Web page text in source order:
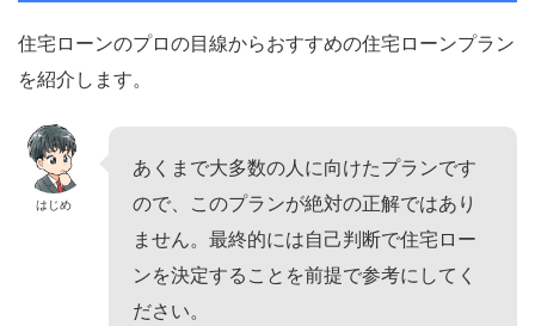
住宅ローンのプロの目線からおすすめの住宅ローンプラン
を紹介します。
はじめ
あくまで大多数の人に向けたプランです
ので、このプランが絶対の正解ではあり
ません。最終的には自己判断で住宅ロー
ンを決定することを前提で参考にしてく
ださい。